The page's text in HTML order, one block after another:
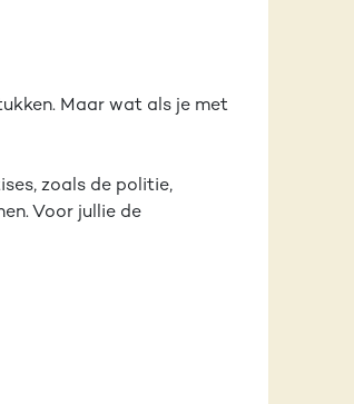
Maar wat als je met
zoals de politie,
Voor jullie de